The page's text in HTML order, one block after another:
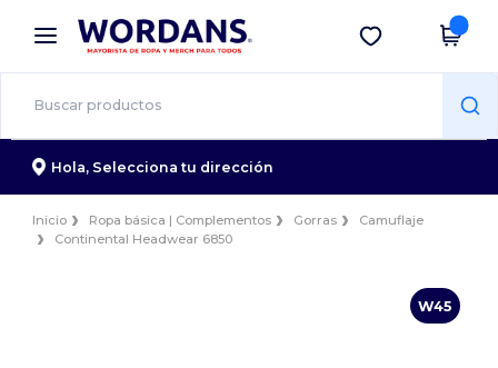
× App de Wordans
¡Mejores precios en app!
Descargar app
Hola, Selecciona tu dirección
Inicio Ropa básica | Complementos Gorras
Camuflaje
Continental Headwear 6850
W45